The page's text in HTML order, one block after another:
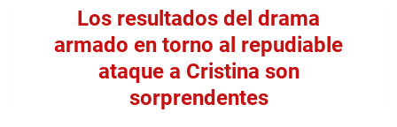
Los resultados del drama
armado en torno al repudiable
ataque a Cristina son
sorprendentes